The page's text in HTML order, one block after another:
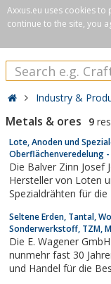
Axxus.eu uses cookies
continue to the site, you
Industry &
Metals & ores 9
Lote, Anoden und
Oberflächenveredelung -
Die Balver Zinn Josef
Hersteller von Loten
Spezialdrähten für
Seltene Erden, Tantal,
Sonderwerkstoff, TZM,
Die E. Wagener
nunmehr fast 30
und Handel für die